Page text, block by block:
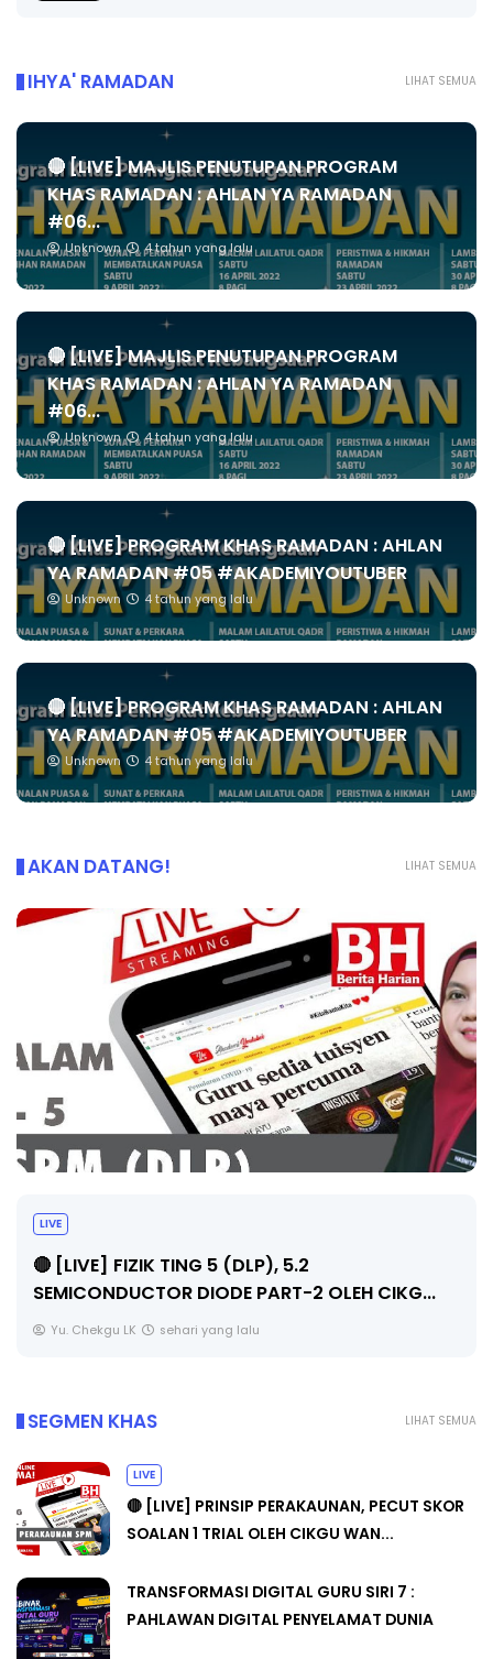
LIHAT SEMUA
IHYA' RAMADAN
🔴 [LIVE] MAJLIS PENUTUPAN PROGRAM
KHAS RAMADAN : AHLAN YA RAMADAN
#06...
Unknown 4 tahun yang lalu
🔴 [LIVE] MAJLIS PENUTUPAN PROGRAM
KHAS RAMADAN : AHLAN YA RAMADAN
#06...
Unknown 4 tahun yang lalu
🔴 [LIVE] PROGRAM KHAS RAMADAN : AHLAN
YA RAMADAN #05 #AKADEMIYOUTUBER
Unknown 4 tahun yang lalu
🔴 [LIVE] PROGRAM KHAS RAMADAN : AHLAN
YA RAMADAN #05 #AKADEMIYOUTUBER
Unknown 4 tahun yang lalu
LIHAT SEMUA
AKAN DATANG!
LIVE
🔴 [LIVE] PRINSIP PERAKAUNAN, PECUT SKOR
SOALAN 1 TRIAL OLEH CIKGU WAN...
Yu. Chekgu LK sehari yang lalu
LIHAT SEMUA
SEGMEN KHAS
LIVE
🔴 [LIVE] PRINSIP PERAKAUNAN, PECUT SKOR
SOALAN 1 TRIAL OLEH CIKGU WAN...
TRANSFORMASI DIGITAL GURU SIRI 7 :
PAHLAWAN DIGITAL PENYELAMAT DUNIA